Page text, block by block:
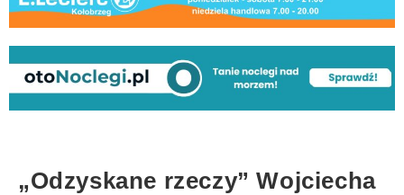
„Odzyskane rzeczy” Wojciecha